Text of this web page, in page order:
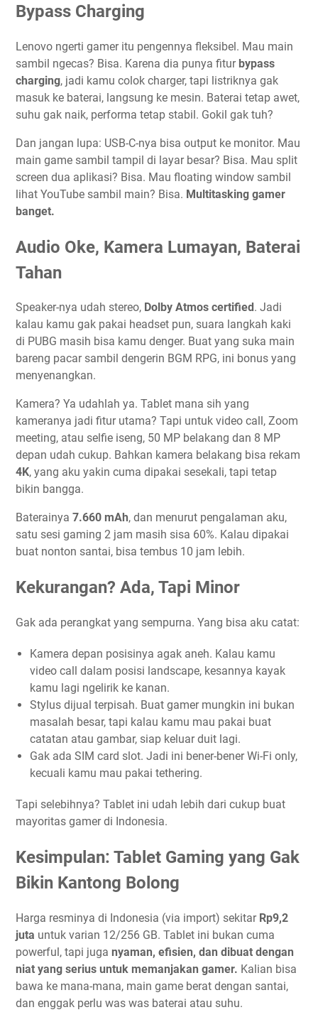
Bypass Charging
Lenovo ngerti gamer itu pengennya fleksibel. Mau main
sambil ngecas? Bisa. Karena dia punya fitur bypass
charging, jadi kamu colok charger, tapi listriknya gak
masuk ke baterai, langsung ke mesin. Baterai tetap awet,
suhu gak naik, performa tetap stabil. Gokil gak tuh?
Dan jangan lupa: USB-C-nya bisa output ke monitor. Mau
main game sambil tampil di layar besar? Bisa. Mau split
screen dua aplikasi? Bisa. Mau floating window sambil
lihat YouTube sambil main? Bisa. Multitasking gamer
banget.
Audio Oke, Kamera Lumayan, Baterai
Tahan
Speaker-nya udah stereo, Dolby Atmos certified . Jadi
kalau kamu gak pakai headset pun, suara langkah kaki
di PUBG masih bisa kamu denger. Buat yang suka main
bareng pacar sambil dengerin BGM RPG, ini bonus yang
menyenangkan.
Kamera? Ya udahlah ya. Tablet mana sih yang
kameranya jadi fitur utama? Tapi untuk video call, Zoom
meeting, atau selfie iseng, 50 MP belakang dan 8 MP
depan udah cukup. Bahkan kamera belakang bisa rekam
4K, yang aku yakin cuma dipakai sesekali, tapi tetap
bikin bangga.
Baterainya 7.660 mAh, dan menurut pengalaman aku,
satu sesi gaming 2 jam masih sisa 60%. Kalau dipakai
buat nonton santai, bisa tembus 10 jam lebih.
Kekurangan? Ada, Tapi Minor
Gak ada perangkat yang sempurna. Yang bisa aku catat:
Kamera depan posisinya agak aneh. Kalau kamu
video call dalam posisi landscape, kesannya kayak
kamu lagi ngelirik ke kanan.
Stylus dijual terpisah. Buat gamer mungkin ini bukan
masalah besar, tapi kalau kamu mau pakai buat
catatan atau gambar, siap keluar duit lagi.
Gak ada SIM card slot. Jadi ini bener-bener Wi-Fi only,
kecuali kamu mau pakai tethering.
Tapi selebihnya? Tablet ini udah lebih dari cukup buat
mayoritas gamer di Indonesia.
Kesimpulan: Tablet Gaming yang Gak
Bikin Kantong Bolong
Harga resminya di Indonesia (via import) sekitar Rp9,2
juta untuk varian 12/256 GB. Tablet ini bukan cuma
powerful, tapi juga nyaman, efisien, dan dibuat dengan
niat yang serius untuk memanjakan gamer. Kalian bisa
bawa ke mana-mana, main game berat dengan santai,
dan enggak perlu was was baterai atau suhu.